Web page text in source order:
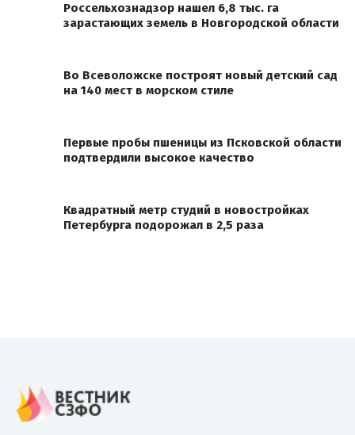
Россельхознадзор нашел 6,8 тыс. га
зарастающих земель в Новгородской области
Во Всеволожске построят новый детский сад
на 140 мест в морском стиле
Первые пробы пшеницы из Псковской области
подтвердили высокое качество
Квадратный метр студий в новостройках
Петербурга подорожал в 2,5 раза